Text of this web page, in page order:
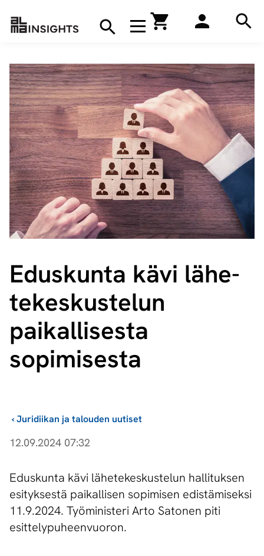
Avaa navigaatio
Hae
Eduskunta kävi lä­he­
te­kes­kus­te­lun
paikallisesta
sopimisesta
Juridiikan ja talouden uutiset
›
12.09.2024 07:32
Eduskunta kävi lähetekeskustelun hallituksen
esityksestä paikallisen sopimisen edistämiseksi
11.9.2024. Työministeri Arto Satonen piti
esittelypuheenvuoron.